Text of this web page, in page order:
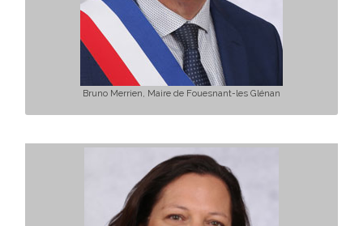
Bruno Merrien, Maire de Fouesnant-les Glénan